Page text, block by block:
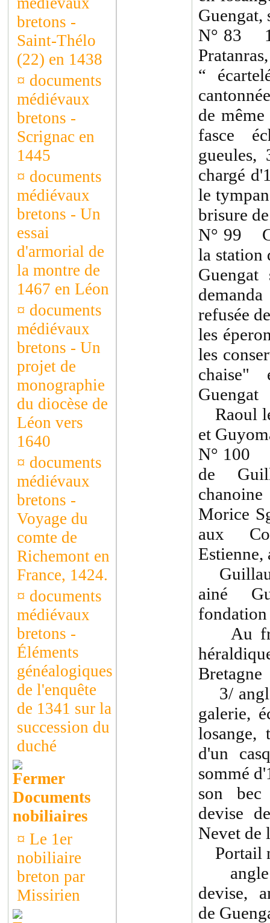
bretons -
Saint-Thélo
(22) en 1438
¤ documents
médiévaux
bretons -
Scrignac en
1445
¤ documents
médiévaux
bretons - Un
essai
d'armorial de
la montre de
1467 en Léon
¤ documents
médiévaux
bretons - Un
projet de
monographie
du diocèse de
Léon vers
1640
¤ documents
médiévaux
bretons -
Voyage du
comte de
Richemont en
France, 1424.
¤ documents
médiévaux
bretons -
Éléments
généalogiques
de l'enquête
de 1341 sur la
succession du
duché
Documents
nobiliaires
¤ Le 1er
nobiliaire
breton par
Missirien
Guengat,
N° 83
“
de
fasce
chargé
le
brisure
N° 99
la station
refusée
les
les
chaise"
Guengat
Raoul
et
N° 100
de
Morice
aux
ainé
fondation
Au
Bretagne
3/
galerie,
losange,
d'un
sommé
son
devise
Nevet de
Portail
angle
devise,
de